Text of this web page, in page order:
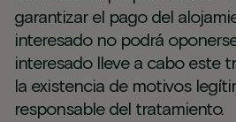
garantizar el pago del
interesado no podrá
interesado lleve a cabo este
la existencia de motivos
responsable del tratamiento.